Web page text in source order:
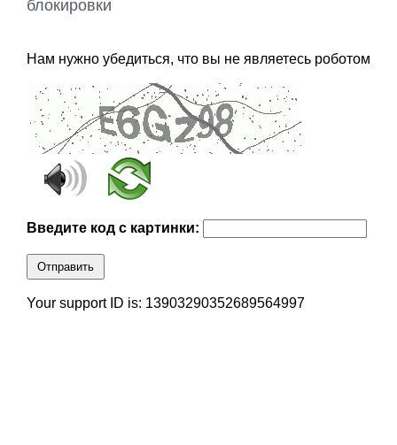
блокировки
Нам нужно убедиться, что вы не являетесь роботом
Введите код с картинки:
Отправить
Your support ID is: 13903290352689564997